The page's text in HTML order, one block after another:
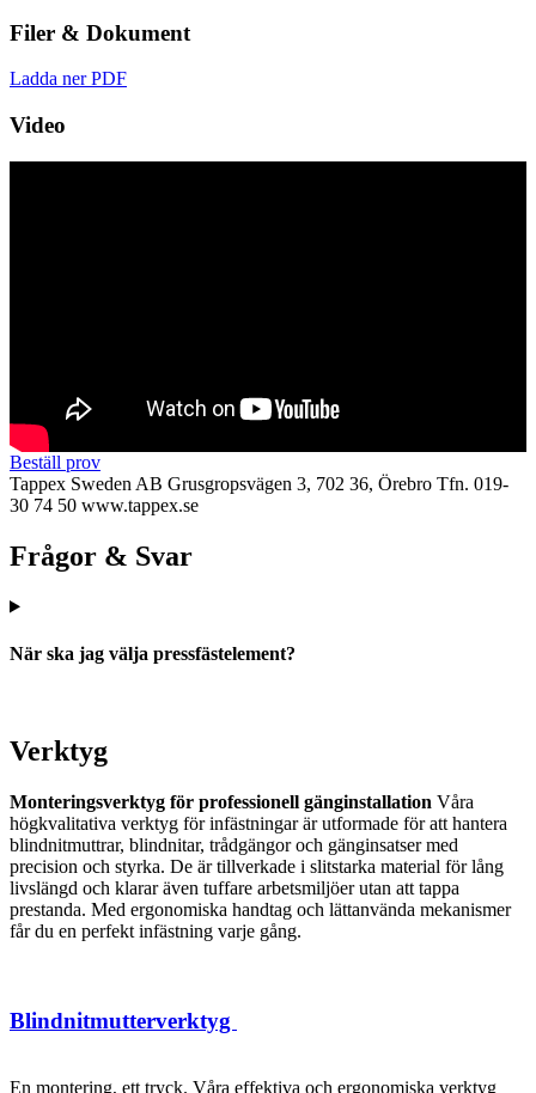
Filer & Dokument
Ladda ner PDF
Video
Beställ prov
Tappex Sweden AB Grusgropsvägen 3, 702 36, Örebro Tfn. 019-
30 74 50 www.tappex.se
Frågor & Svar
När ska jag välja pressfästelement?
Verktyg
Monteringsverktyg för professionell gänginstallation Våra
högkvalitativa verktyg för infästningar är utformade för att hantera
blindnitmuttrar, blindnitar, trådgängor och gänginsatser med
precision och styrka. De är tillverkade i slitstarka material för lång
livslängd och klarar även tuffare arbetsmiljöer utan att tappa
prestanda. Med ergonomiska handtag och lättanvända mekanismer
får du en perfekt infästning varje gång.
Blindnitmutterverktyg
En montering, ett tryck. Våra effektiva och ergonomiska verktyg